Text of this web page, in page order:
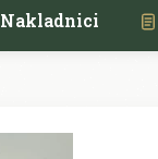
Nakladnici